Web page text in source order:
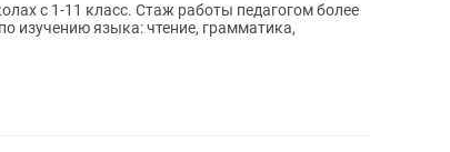
с 1-11 класс. Стаж работы педагогом более
изучению языка: чтение, грамматика,